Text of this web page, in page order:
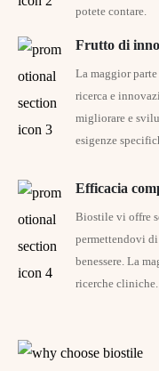
potete contare.
Frutto di
La maggior
ricerca e
migliorare e
esigenze
Efficacia
Biostile vi offre
permettendovi
benessere. La
ricerche cliniche.
Ricevi
Ma
Ottieni l'accesso
con
Iscrivendoti alla
Gli sconti non
prezzi promozionali.